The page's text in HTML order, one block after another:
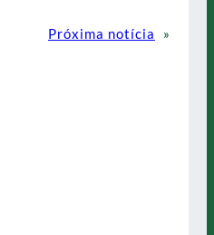
Próxima notícia
»